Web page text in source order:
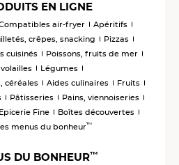
EN LIGNE
air-fryer
Apéritifs
crêpes, snacking
Pizzas
cuisinés
Poissons, fruits de mer
Légumes
céréales
Aides culinaires
Fruits
Pâtisseries
Pains, viennoiseries
Epicerie Fine
Boîtes découvertes
menus du bonheur™
DU BONHEUR™